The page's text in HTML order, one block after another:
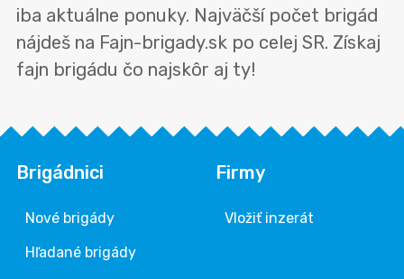
iba aktuálne ponuky. Najväčší počet brigád
nájdeš na Fajn-brigady.sk po celej SR. Získaj
fajn brigádu čo najskôr aj ty!
Brigádnici
Nové brigády
Hľadané brigády
Firmy
Vložiť inzerát